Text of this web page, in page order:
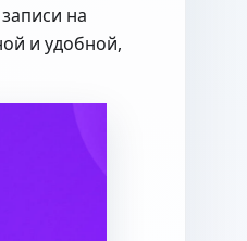
на
и удобной,